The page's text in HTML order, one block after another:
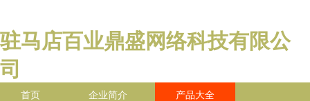
驻马店百业鼎盛网络科技有限公
司
首页 企业简介 产品大全